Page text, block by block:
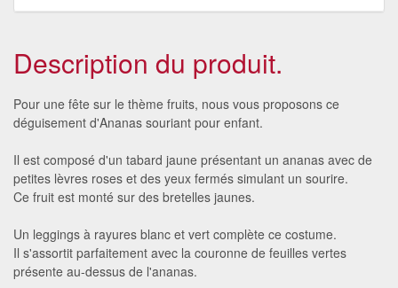
Description du produit.
Pour une fête sur le thème fruits, nous vous proposons ce
déguisement d'Ananas souriant pour enfant.
Il est composé d'un tabard jaune présentant un ananas avec de
petites lèvres roses et des yeux fermés simulant un sourire.
Ce fruit est monté sur des bretelles jaunes.
Un leggings à rayures blanc et vert complète ce costume.
Il s'assortit parfaitement avec la couronne de feuilles vertes
présente au-dessus de l'ananas.